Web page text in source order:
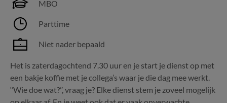
MBO
Parttime
Niet nader bepaald
Het is zaterdagochtend 7.30 uur en je start je dienst op met
een bakje koffie met je collega’s waar je die dag mee werkt.
‘’Wie doe wat?’’, vraag je? Elke dienst stem je zoveel mogelijk